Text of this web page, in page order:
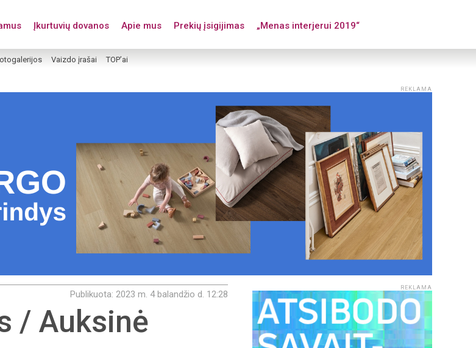
Įkurtuvių dovanos Apie mus Prekių įsigijimas „Menas interjerui 2019“
Vaizdo įrašai TOP’ai
REKLAMA
Publikuota: 2023 m. 4 balandžio d. 12:28
/ Auksinė
REKLAMA